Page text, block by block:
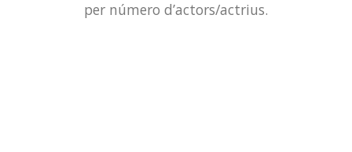
per número d’actors/actrius.